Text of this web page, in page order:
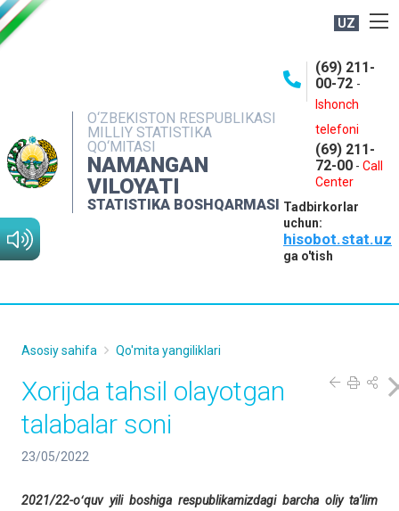
UZ
O‘ZBEKISTON RESPUBLIKASI
MILLIY STATISTIKA
QO‘MITASI
NAMANGAN
VILOYATI
STATISTIKA BOSHQARMASI
(69) 211-
00-72 -
Ishonch
telefoni
(69) 211-
72-00 - Call
Center
Tadbirkorlar
uchun:
hisobot.stat.uz
ga o'tish
NASHRLAR
INTERAKTIV XIZMATLAR
MATBUOT XIZMATI
MUROJAATLAR
Asosiy sahifa Qo'mita yangiliklari
Xorijda tahsil olayotgan
talabalar soni
23/05/2022
2021/22-oʻquv yili boshiga respublikamizdagi barcha oliy taʼlim